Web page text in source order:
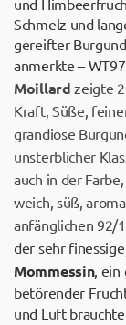
und
Schmelz und
gereifter
anmerkte –
Moillard zeigte
Kraft, Süße,
grandiose
unsterblicher
auch in der
weich, süß,
anfänglichen 92/
der sehr
Mommessin, ein
betörender
und Luft